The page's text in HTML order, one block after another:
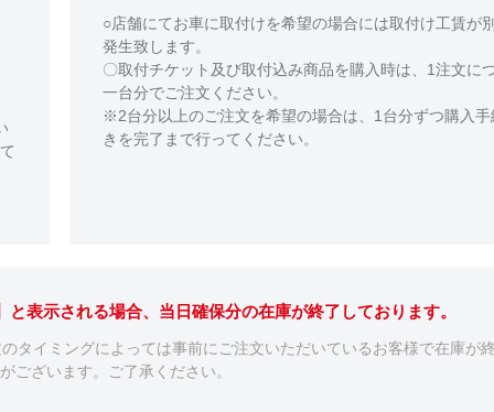
○店舗にてお車に取付けを希望の場合には取付け工賃が
発生致します。
〇取付チケット及び取付込み商品を購入時は、1注文に
一台分でご注文ください。
※2台分以上のご注文を希望の場合は、1台分ずつ購入手
きを完了まで行ってください。
表示される場合、当日確保分の在庫が終了しております。
タイミングによっては事前にご注文いただいているお客様で在庫が
ございます。ご了承ください。